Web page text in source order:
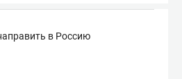
в Россию